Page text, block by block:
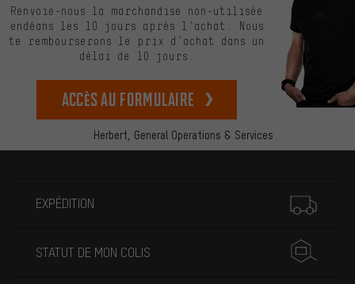
Herbert, General Operations & Services
Renvoie-nous la marchandise non-utilisée
endéans les 10 jours après l’achat. Nous
te rembourserons le prix d’achat dans un
délai de 10 jours.
Accès au formulaire
EXPÉDITION
STATUT DE MON COLIS